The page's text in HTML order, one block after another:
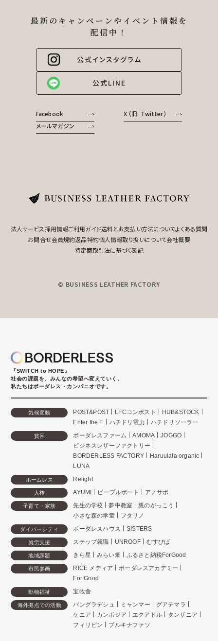
最新のキャンペーンやイベント情報を
配信中！
公式インスタグラム
公式LINE
Facebook
X （旧: Twitter）
メールマガジン
法人サービス採用情報ご利用ガイド送料とお支払い方法についてよくある質問
お問合せ会員規約返品特約個人情報取り扱いについて会社概要
特定商取引法に基づく表記
© BUSINESS LEATHER FACTORY
『SWITCH to HOPE』
社会の課題を、みんなの希望へ変えていく。
私たちはボーダレス・カンパニオです。
気候変動 POST&POST LFCコンポスト
HUB&STOCK
Enter the E
ハチドリ電力 ハチドリソーラー
貧困 ボーダレスファーム AMOMA
JOGGO
ビジネスレザーファクトリー
BORDERLESS FACTORY
Haruulala organic
LUNA
ホームレス Relight
人権 AYUMI ピープルポート アノサポ
子育て・家族 先生の学校 夢中教室
親のがっこう
小さな森の学童
フタリノ
ダイバーシティ ボーダレスハウス SISTERS
就労支援 ステップ就職 UNROOF むすびば
地域課題 きら星 みらい畑 ふるさと納税ForGood
市民参画 RICE メディア
ボーダレスアカデミー
For Good
動物福祉 宝牧舎
海外拠点での活動 バングラデシュ ミャンマー
グアテマラ
ケニア
カンボジア エクアドル
タンザニア
フィリピン
ブルキナファソ